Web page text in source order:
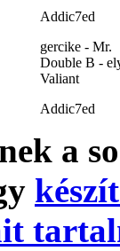
Addic7ed
gercike - Mr.
Double B -
Valiant
Addic7ed
a